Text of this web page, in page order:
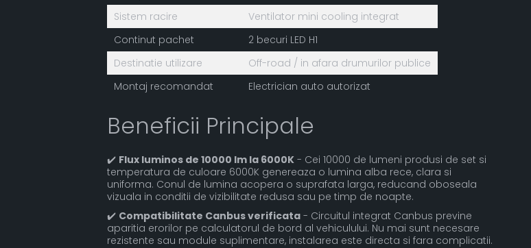
Sistem racire
Ventilator mini cooling integrat
Continut pachet
2 becuri LED H1
Destinatie utilizare
Off-road / in afara drumurilor publice
Montaj recomandat
Electrician auto autorizat
Beneficii Principale
✔️ Flux luminos de 10000 lm la 6000K- Cei 10000 de lumeni produsi de set si
temperatura de culoare 6000K genereaza o lumina alba rece, clara si
uniforma. Conul de lumina acopera o suprafata larga, reducand oboseala
vizuala in conditii de vizibilitate redusa sau pe timp de noapte.
✔️ Compatibilitate Canbus verificata- Circuitul integrat Canbus previne
aparitia erorilor pe calculatorul de bord al vehiculului. Nu mai sunt necesare
rezistente sau module suplimentare, instalarea este directa si fara complicatii.